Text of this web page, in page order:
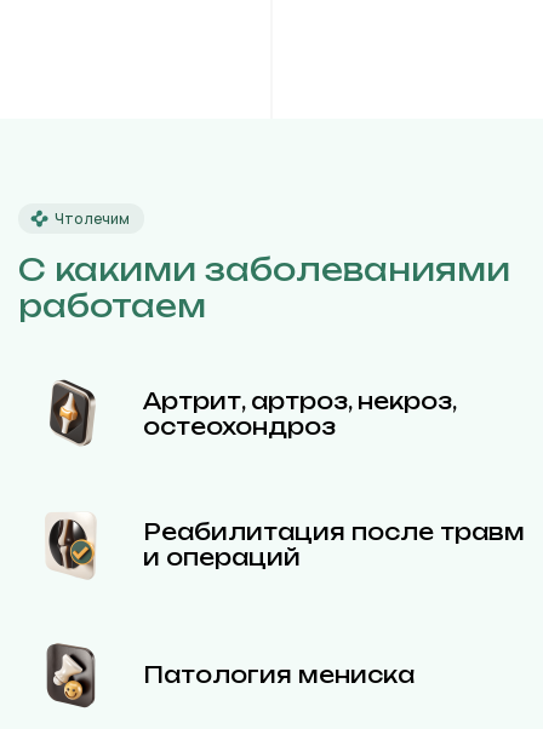
Что лечим
С какими заболеваниями
работаем
Артрит, артроз, некроз,
остеохондроз
Реабилитация после травм
и операций
Патология мениска